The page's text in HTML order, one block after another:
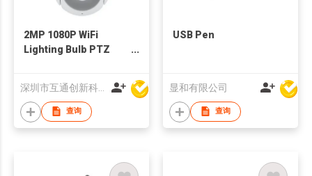
2MP 1080P WiFi
Lighting Bulb PTZ
深圳市互通创新科技有限公司
查询
USB Pen
显和有限公司
查询